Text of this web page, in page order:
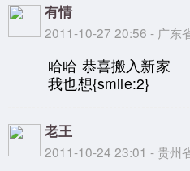
有情
2011-10-27 20:56 - 广东
哈哈 恭喜搬入新家
我也想{smile:2}
老王
2011-10-24 23:01 - 贵州